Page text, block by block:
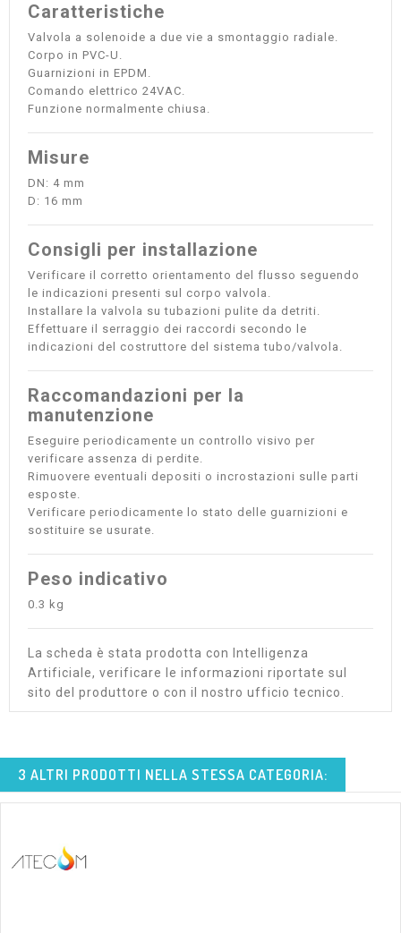
Caratteristiche
Valvola a solenoide a due vie a smontaggio radiale.
Corpo in PVC-U.
Guarnizioni in EPDM.
Comando elettrico 24VAC.
Funzione normalmente chiusa.
Misure
DN: 4 mm
D: 16 mm
Consigli per installazione
Verificare il corretto orientamento del flusso seguendo
le indicazioni presenti sul corpo valvola.
Installare la valvola su tubazioni pulite da detriti.
Effettuare il serraggio dei raccordi secondo le
indicazioni del costruttore del sistema tubo/valvola.
Raccomandazioni per la
manutenzione
Eseguire periodicamente un controllo visivo per
verificare assenza di perdite.
Rimuovere eventuali depositi o incrostazioni sulle parti
esposte.
Verificare periodicamente lo stato delle guarnizioni e
sostituire se usurate.
Peso indicativo
0.3 kg
La scheda è stata prodotta con Intelligenza
Artificiale, verificare le informazioni riportate sul
sito del produttore o con il nostro ufficio tecnico.
3 ALTRI PRODOTTI NELLA STESSA CATEGORIA: